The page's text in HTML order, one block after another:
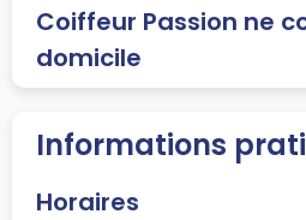
Coiffeur Passion ne
domicile
Informations
Horaires